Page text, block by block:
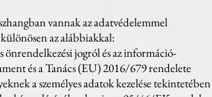
vannak az adatvédelemmel
az alábbiakkal:
jogról és az információ-
és a Tanács (EU) 2016/679 rendelete
a személyes adatok kezelése tekintetében